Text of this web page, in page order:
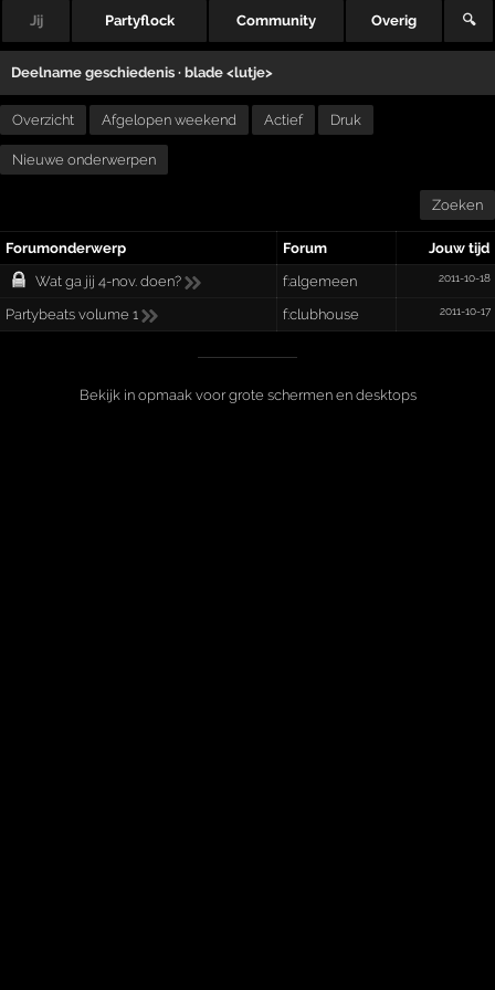
Jij Partyflock Community Overig 🔍
Deelname geschiedenis · blade <lutje>
Overzicht Afgelopen weekend Actief Druk
Nieuwe onderwerpen
Zoeken
Forumonderwerp Forum
Jouw tijd
Wat ga jij 4-nov. doen?
f:algemeen 2011-10-18
Partybeats volume 1 f:clubhouse 2011-10-17
Bekijk in opmaak voor grote schermen en desktops